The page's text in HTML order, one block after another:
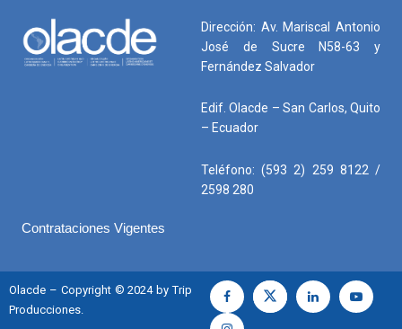
Dirección: Av. Mariscal Antonio
José de Sucre N58-63 y
Fernández Salvador
Edif. Olacde – San Carlos, Quito
– Ecuador
Teléfono: (593 2) 259 8122 /
2598 280
Contrataciones Vigentes
Olacde – Copyright © 2024 by Trip
Producciones.